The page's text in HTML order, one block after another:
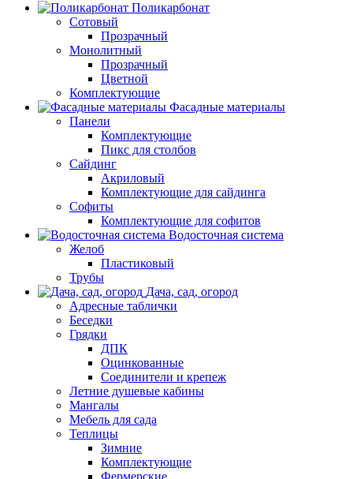
Поликарбонат
Сотовый
Прозрачный
Монолитный
Прозрачный
Цветной
Комплектующие
Фасадные материалы
Панели
Комплектующие
Пикс для столбов
Сайдинг
Акриловый
Комплектующие для сайдинга
Софиты
Комплектующие для софитов
Водосточная система
Желоб
Пластиковый
Трубы
Дача, сад, огород
Адресные таблички
Беседки
Грядки
ДПК
Оцинкованные
Соединители и крепеж
Летние душевые кабины
Мангалы
Мебель для сада
Теплицы
Зимние
Комплектующие
Фермерские